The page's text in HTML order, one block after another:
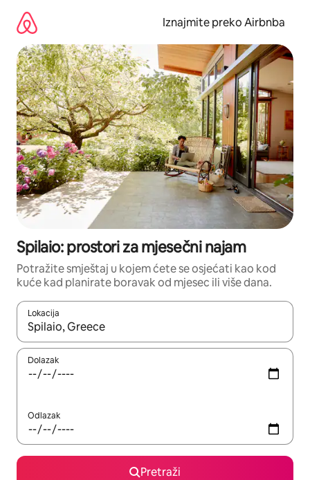
sadržaj
Iznajmite preko Airbnba
Spilaio: prostori za mjesečni najam
Potražite smještaj u kojem ćete se osjećati kao kod
kuće kad planirate boravak od mjesec ili više dana.
Lokacija
Kada budu dostupni rezultati, moći ćete ih pregledati
Dolazak
Odlazak
Pretraži